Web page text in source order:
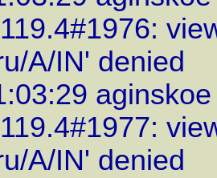
A/IN' denied
A/IN' denied